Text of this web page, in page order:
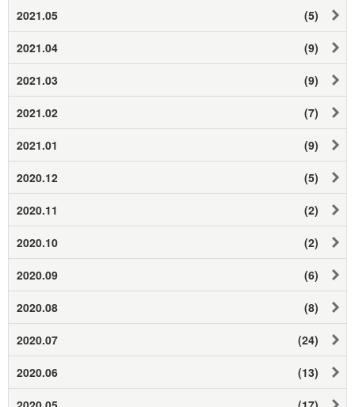
2021.05 (5)
2021.04 (9)
2021.03 (9)
2021.02 (7)
2021.01 (9)
2020.12 (5)
2020.11 (2)
2020.10 (2)
2020.09 (6)
2020.08 (8)
2020.07 (24)
2020.06 (13)